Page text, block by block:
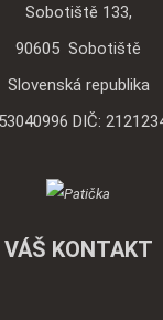
Sobotiště 133,
90605 Sobotiště
Slovenská republika
DIČ:
VÁŠ KONTAKT